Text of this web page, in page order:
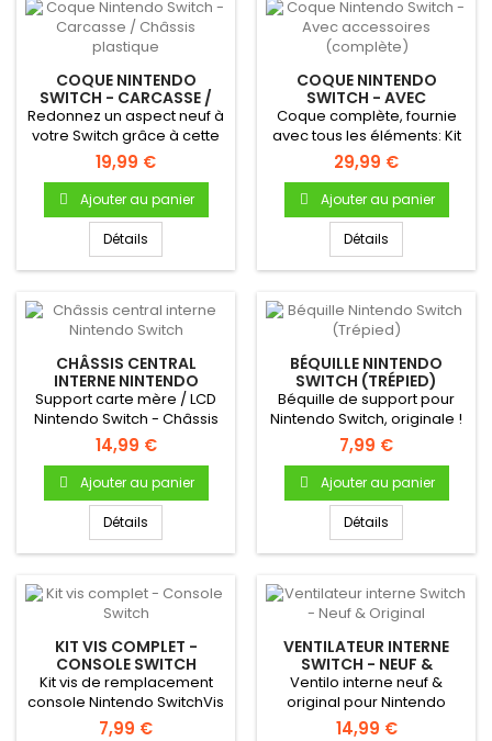
COQUE NINTENDO
SWITCH - CARCASSE /
CHÂSSIS PLASTIQUE
Redonnez un aspect neuf à
votre Switch grâce à cette
coque de remplacement...
19,99 €
Ajouter au panier
Détails
COQUE NINTENDO
SWITCH - AVEC
ACCESSOIRES
(COMPLÈTE)
Coque complète, fournie
avec tous les éléments: Kit
vis, béquille, boutons,...
29,99 €
Ajouter au panier
Détails
CHÂSSIS CENTRAL
INTERNE NINTENDO
SWITCH
Support carte mère / LCD
Nintendo Switch - Châssis
central interne (Middle...
14,99 €
Ajouter au panier
Détails
BÉQUILLE NINTENDO
SWITCH (TRÉPIED)
Béquille de support pour
Nintendo Switch, originale !
Se clipse à l'arrière...
7,99 €
Ajouter au panier
Détails
KIT VIS COMPLET -
CONSOLE SWITCH
Kit vis de remplacement
console Nintendo SwitchVis
coque Vis carte mère Vis...
7,99 €
VENTILATEUR INTERNE
SWITCH - NEUF &
ORIGINAL
Ventilo interne neuf &
original pour Nintendo
Switch.
14,99 €